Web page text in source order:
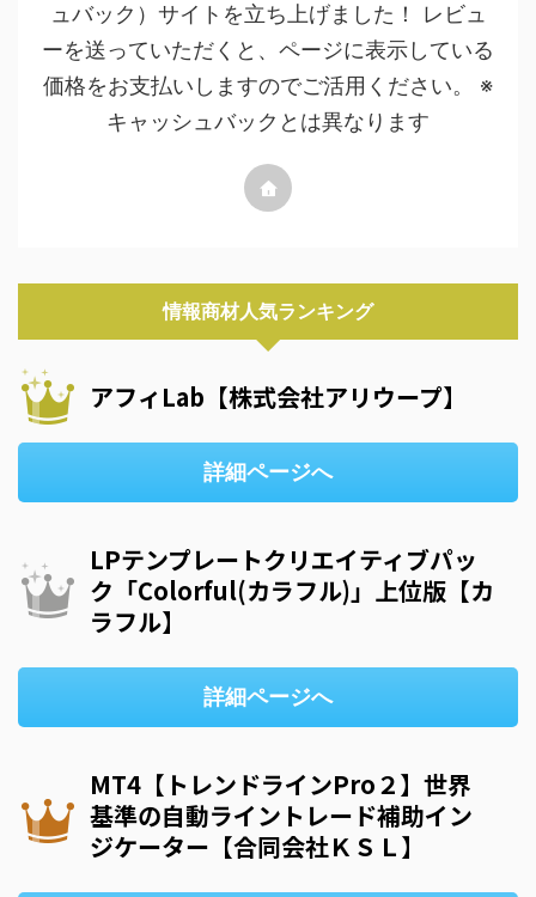
ュバック）サイトを立ち上げました！ レビュ
ーを送っていただくと、ページに表示している
価格をお支払いしますのでご活用ください。 ※
キャッシュバックとは異なります
情報商材人気ランキング
アフィLab【株式会社アリウープ】
詳細ページへ
LPテンプレートクリエイティブパッ
ク「Colorful(カラフル)」上位版【カ
ラフル】
詳細ページへ
MT4【トレンドラインPro２】世界
基準の自動ライントレード補助イン
ジケーター【合同会社ＫＳＬ】